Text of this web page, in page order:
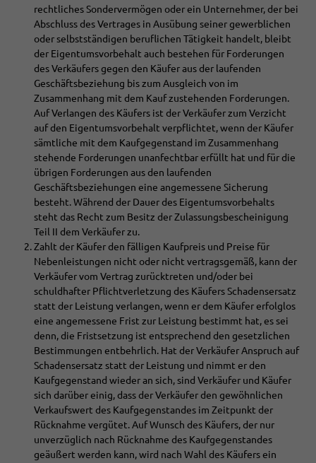
rechtliches Sondervermögen oder ein Unternehmer, der bei
Abschluss des Vertrages in Ausübung seiner gewerblichen
oder selbstständigen beruflichen Tätigkeit handelt, bleibt
der Eigentumsvorbehalt auch bestehen für Forderungen
des Verkäufers gegen den Käufer aus der laufenden
Geschäftsbeziehung bis zum Ausgleich von im
Zusammenhang mit dem Kauf zustehenden Forderungen.
Auf Verlangen des Käufers ist der Verkäufer zum Verzicht
auf den Eigentumsvorbehalt verpflichtet, wenn der Käufer
sämtliche mit dem Kaufgegenstand im Zusammenhang
stehende Forderungen unanfechtbar erfüllt hat und für die
übrigen Forderungen aus den laufenden
Geschäftsbeziehungen eine angemessene Sicherung
besteht. Während der Dauer des Eigentumsvorbehalts
steht das Recht zum Besitz der Zulassungsbescheinigung
Teil II dem Verkäufer zu.
Zahlt der Käufer den fälligen Kaufpreis und Preise für
Nebenleistungen nicht oder nicht vertragsgemäß, kann der
Verkäufer vom Vertrag zurücktreten und/oder bei
schuldhafter Pflichtverletzung des Käufers Schadensersatz
statt der Leistung verlangen, wenn er dem Käufer erfolglos
eine angemessene Frist zur Leistung bestimmt hat, es sei
denn, die Fristsetzung ist entsprechend den gesetzlichen
Bestimmungen entbehrlich. Hat der Verkäufer Anspruch auf
Schadensersatz statt der Leistung und nimmt er den
Kaufgegenstand wieder an sich, sind Verkäufer und Käufer
sich darüber einig, dass der Verkäufer den gewöhnlichen
Verkaufswert des Kaufgegenstandes im Zeitpunkt der
Rücknahme vergütet. Auf Wunsch des Käufers, der nur
unverzüglich nach Rücknahme des Kaufgegenstandes
geäußert werden kann, wird nach Wahl des Käufers ein